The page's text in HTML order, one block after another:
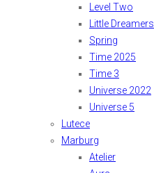
Level Two
Little Dreamers
Spring
Time 2025
Time 3
Universe 2022
Universe 5
Lutece
Marburg
Atelier